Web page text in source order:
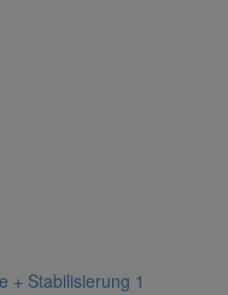
+ Stabilisierung 1